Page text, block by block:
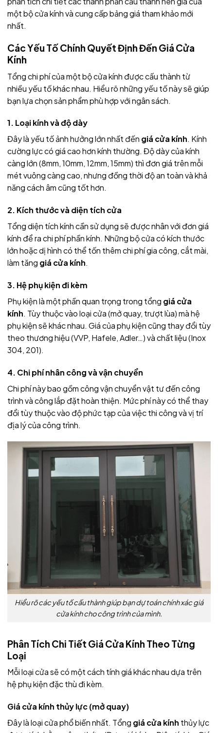
một bộ cửa kính và cung cấp bảng giá tham khảo mới
nhất.
Các Yếu Tố Chính Quyết Định Đến Giá Cửa
Kính
Tổng chi phí của một bộ cửa kính được cấu thành từ
nhiều yếu tố khác nhau. Hiểu rõ những yếu tố này sẽ giúp
bạn lựa chọn sản phẩm phù hợp với ngân sách.
1. Loại kính và độ dày
Đây là yếu tố ảnh hưởng lớn nhất đến giá cửa kính. Kính
cường lực có giá cao hơn kính thường. Độ dày của kính
càng lớn (8mm, 10mm, 12mm, 15mm) thì đơn giá trên mỗi
mét vuông càng cao, nhưng đồng thời độ an toàn và khả
năng cách âm cũng tốt hơn.
2. Kích thước và diện tích cửa
Tổng diện tích kính cần sử dụng sẽ được nhân với đơn giá
kính để ra chi phí phần kính. Những bộ cửa có kích thước
lớn hoặc dị hình có thể tốn thêm chi phí gia công, cắt mài,
làm tăng giá cửa kính.
3. Hệ phụ kiện đi kèm
Phụ kiện là một phần quan trọng trong tổng giá cửa
kính. Tùy thuộc vào loại cửa (mở quay, trượt lùa) mà hệ
phụ kiện sẽ khác nhau. Giá của phụ kiện cũng thay đổi tùy
theo thương hiệu (VVP, Hafele, Adler…) và chất liệu (Inox
304, 201).
4. Chi phí nhân công và vận chuyển
Chi phí này bao gồm công vận chuyển vật tư đến công
trình và công lắp đặt hoàn thiện. Mức phí này có thể thay
đổi tùy thuộc vào độ phức tạp của việc thi công và vị trí
địa lý của công trình.
Hiểu rõ các yếu tố cấu thành giúp bạn dự toán chính xác giá
cửa kính cho công trình của mình.
Phân Tích Chi Tiết Giá Cửa Kính Theo Từng
Loại
Mỗi loại cửa sẽ có một cách tính giá khác nhau dựa trên
hệ phụ kiện đặc thù đi kèm.
Giá cửa kính thủy lực (mở quay)
Đây là loại cửa phổ biến nhất. Tổng giá cửa kính thủy lực